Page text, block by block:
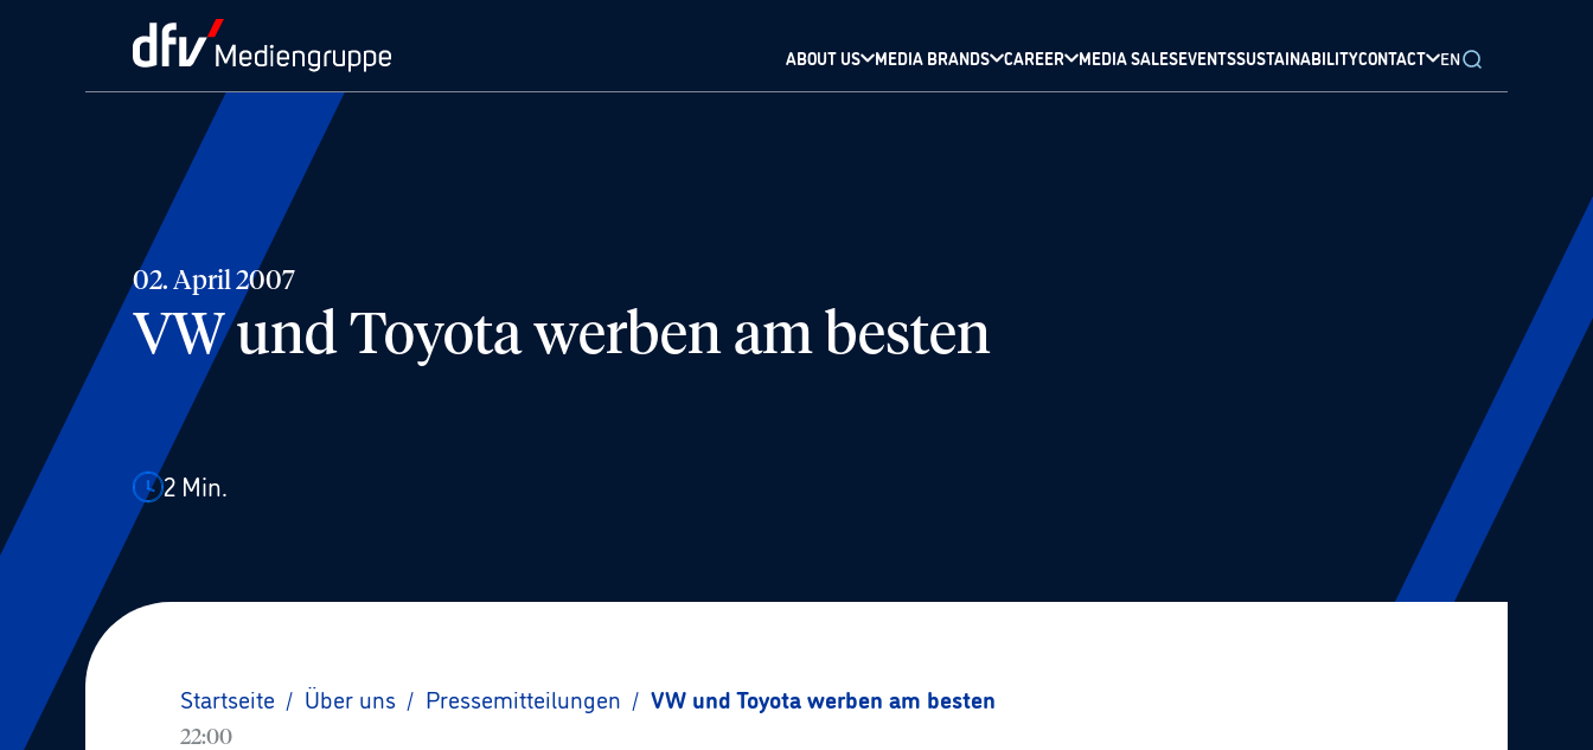
ABOUT US MEDIA BRANDS CAREER MEDIA SALESEVENTSSUSTAINABILITYCONTACT EN
02. April 2007
VW und Toyota werben am besten
2 Min.
Startseite / Über uns / Pressemitteilungen / VW und Toyota werben am besten
22:00